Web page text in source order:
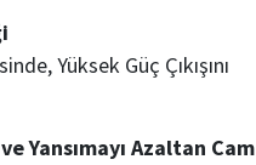
Yüksek Güç Çıkışını
Yansımayı Azaltan Cam